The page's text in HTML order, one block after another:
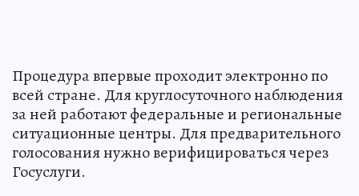
Процедура впервые проходит электронно по
всей стране. Для круглосуточного наблюдения
за ней работают федеральные и региональные
ситуационные центры. Для предварительного
голосования нужно верифицироваться через
Госуслуги.